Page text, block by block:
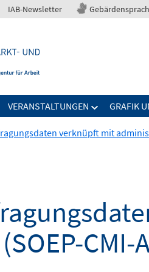
IAB-Newsletter
VERANSTALTUNGEN GRAFIK
verknüpft mit
CMI-